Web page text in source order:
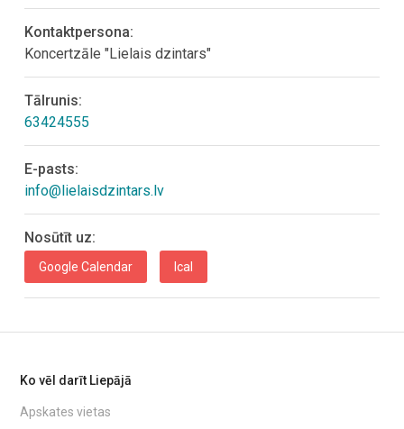
Kontaktpersona:
Koncertzāle "Lielais dzintars"
Tālrunis:
63424555
E-pasts:
info@lielaisdzintars.lv
Nosūtīt uz:
Google Calendar Ical
Ko vēl darīt Liepājā
Apskates vietas